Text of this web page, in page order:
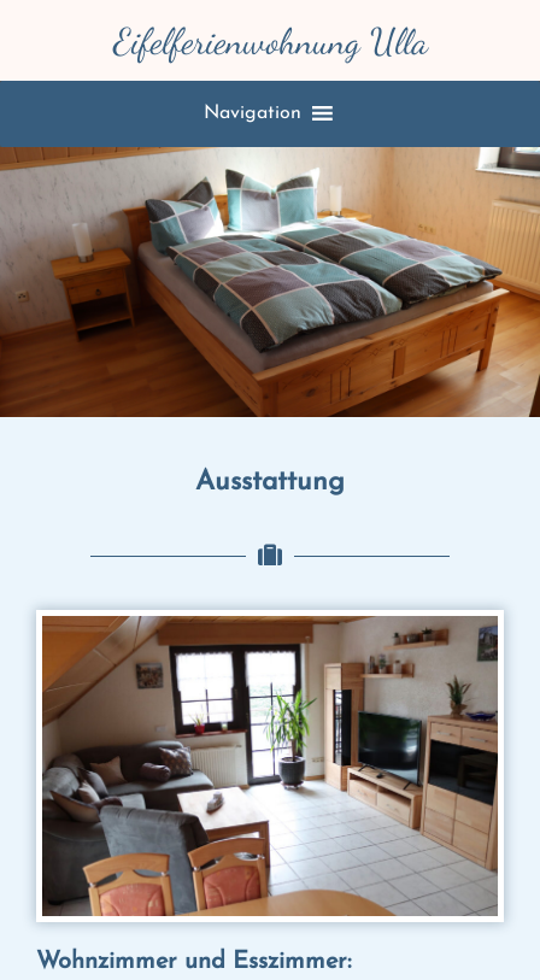
Eifelferienwohnung Ulla
Navigation
Ausstattung
Wohnzimmer und Esszimmer: